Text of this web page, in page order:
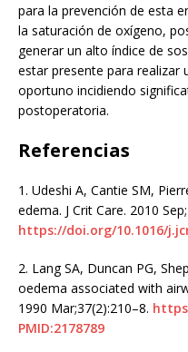
para la prevención de esta
la saturación de oxígeno,
generar un alto índice de
estar presente para
oportuno incidiendo
postoperatoria.
Referencias
1. Udeshi A, Cantie SM,
edema. J Crit Care. 2010
https://doi.org/10.1016/
2. Lang SA, Duncan PG,
oedema associated with
1990 Mar;37(2):210–8.
PMID:2178789